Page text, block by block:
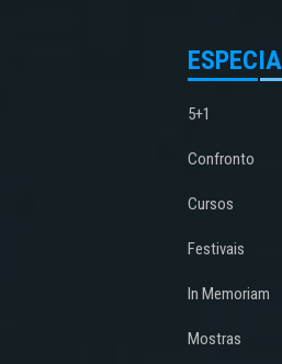
5+1
Confronto
Cursos
Festivais
In Memoriam
Mostras